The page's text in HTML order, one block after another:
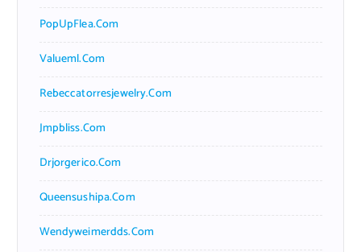
PopUpFlea.com
Valueml.com
Rebeccatorresjewelry.com
Jmpbliss.com
Drjorgerico.com
Queensushipa.com
Wendyweimerdds.com